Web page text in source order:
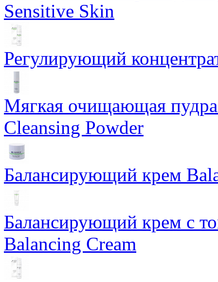
Sensitive Skin
Регулирующий
Мягкая очищающая
Cleansing Powder
Балансирующий крем
Балансирующий крем с
Balancing Cream